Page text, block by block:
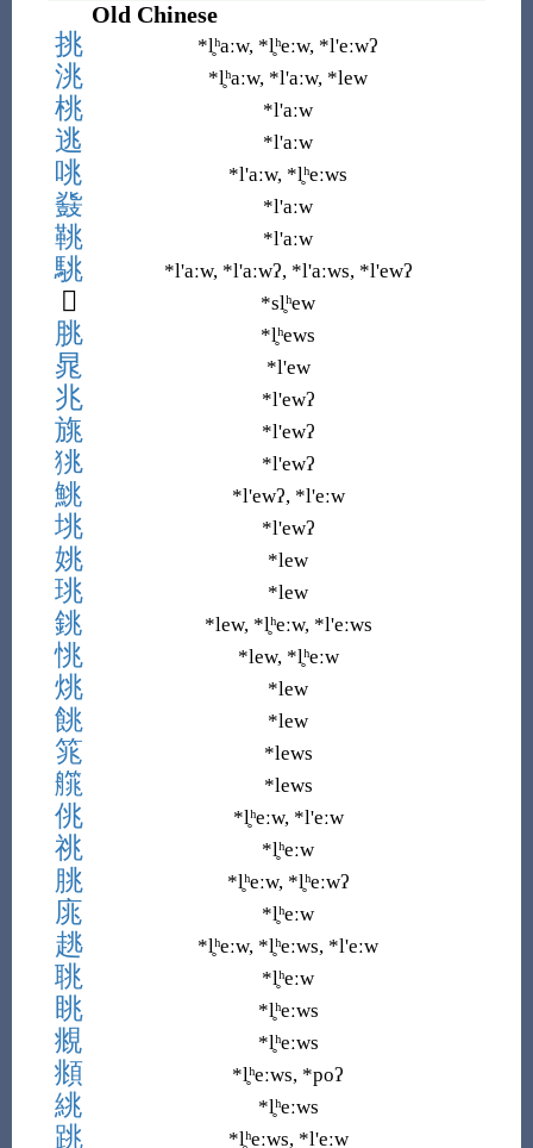
Old Chinese
挑 *l̥ʰaːw, *l̥ʰeːw, *l'eːwʔ
洮 *l̥ʰaːw, *l'aːw, *lew
桃 *l'aːw
逃 *l'aːw
咷 *l'aːw, *l̥ʰeːws
鼗 *l'aːw
鞉 *l'aːw
駣 *l'aːw, *l'aːwʔ, *l'aːws, *l'ewʔ
𣂁 *sl̥ʰew
脁 *l̥ʰews
晁 *l'ew
兆 *l'ewʔ
旐 *l'ewʔ
狣 *l'ewʔ
鮡 *l'ewʔ, *l'eːw
垗 *l'ewʔ
姚 *lew
珧 *lew
銚 *lew, *l̥ʰeːw, *l'eːws
恌 *lew, *l̥ʰeːw
烑 *lew
餆 *lew
筄 *lews
艞 *lews
佻 *l̥ʰeːw, *l'eːw
祧 *l̥ʰeːw
朓 *l̥ʰeːw, *l̥ʰeːwʔ
庣 *l̥ʰeːw
趒 *l̥ʰeːw, *l̥ʰeːws, *l'eːw
聎 *l̥ʰeːw
眺 *l̥ʰeːws
覜 *l̥ʰeːws
頫 *l̥ʰeːws, *poʔ
絩 *l̥ʰeːws
跳 *l̥ʰeːws, *l'eːw